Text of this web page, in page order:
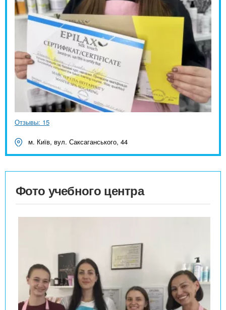
Отзывы: 15
м. Київ, вул. Саксаганського, 44
Фото учебного центра